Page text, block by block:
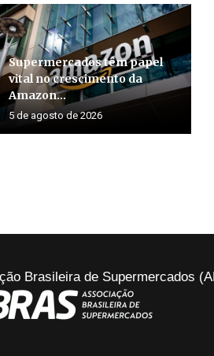
Supermercados têm papel
vital no crescimento da
Amazon...
5 de agosto de 2026
Brasileira de Supermercados